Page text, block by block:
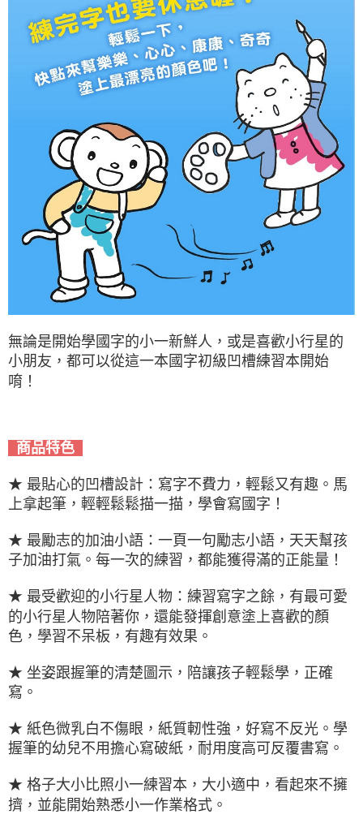
無論是開始學國字的小一新鮮人，或是喜歡小行星的
小朋友，都可以從這一本國字初級凹槽練習本開始
唷！
商品特色
★ 最貼心的凹槽設計：寫字不費力，輕鬆又有趣。馬
上拿起筆，輕輕鬆鬆描一描，學會寫國字！
★ 最勵志的加油小語：一頁一句勵志小語，天天幫孩
子加油打氣。每一次的練習，都能獲得滿的正能量！
★ 最受歡迎的小行星人物：練習寫字之餘，有最可愛
的小行星人物陪著你，還能發揮創意塗上喜歡的顏
色，學習不呆板，有趣有效果。
★ 坐姿跟握筆的清楚圖示，陪讓孩子輕鬆學，正確
寫。
★ 紙色微乳白不傷眼，紙質軔性強，好寫不反光。學
握筆的幼兒不用擔心寫破紙，耐用度高可反覆書寫。
★ 格子大小比照小一練習本，大小適中，看起來不擁
擠，並能開始熟悉小一作業格式。